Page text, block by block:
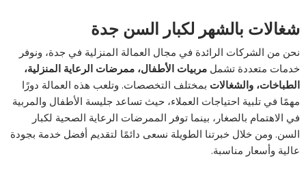
شغالات بالشهر لكبار السن جدة
نحن من الشركات الرائدة في مجال العمالة المنزلية في جدة، ونوفر
خدمات متعددة تشملمربيات الأطفال، ممرضات الرعاية المنزلية،
الطباخات، والشغالات بمختلف التخصصات. وتلعب هذه العمالة دورًا
مهمًا في تلبية احتياجات العملاء، حيث تساعد جليسة الأطفال والمربية
في الاهتمام بالصغار، بينما توفر الممرضات الرعاية الصحية لكبار
السن. ومن خلال خبرتنا الطويلة نسعى دائمًا لتقديم أفضل خدمة بجودة
عالية وأسعار مناسبة.